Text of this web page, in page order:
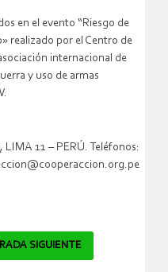
en el evento “Riesgo de
realizado por el Centro de
internacional de
y uso de armas
LIMA 11 – PERÚ. Teléfonos:
SIGUIENTE